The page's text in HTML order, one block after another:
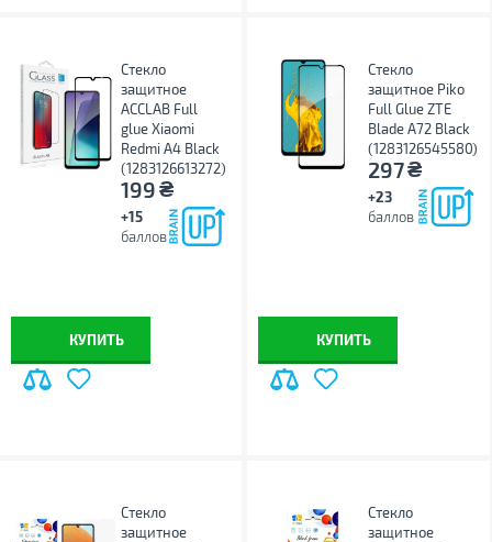
Стекло
защитное
ACCLAB Full
glue Xiaomi
Redmi A4 Black
(1283126613272)
199₴
+15
баллов
КУПИТЬ
Стекло
защитное Piko
Full Glue ZTE
Blade A72 Black
(1283126545580)
297₴
+23
баллов
КУПИТЬ
Стекло
защитное
Стекло
защитное